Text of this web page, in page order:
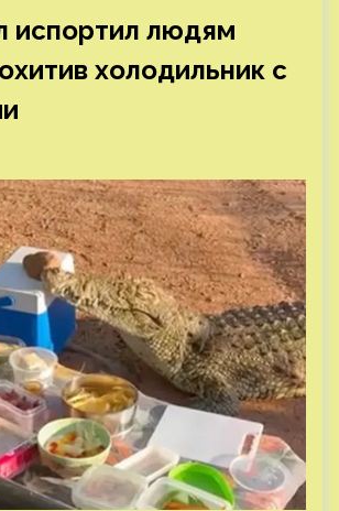
испортил людям
холодильник с